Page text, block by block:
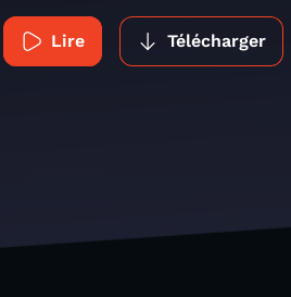
Lire Télécharger